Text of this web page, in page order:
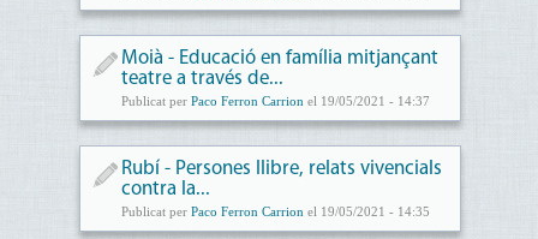
Moià - Educació en família mitjançant
teatre a través de...
Publicat per Paco Ferron Carrion el 19/05/2021 - 14:37
Rubí - Persones llibre, relats vivencials
contra la...
Publicat per Paco Ferron Carrion el 19/05/2021 - 14:35